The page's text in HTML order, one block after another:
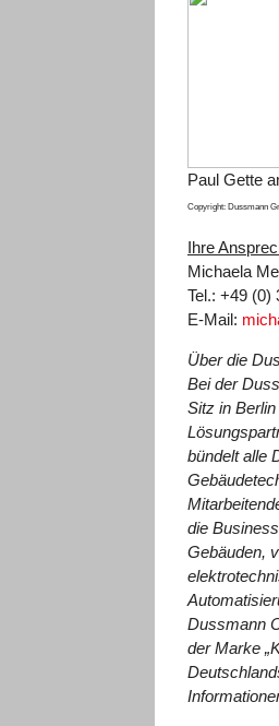
Paul Gette
Copyright: Dussmann
Ihre
Michaela
Tel.: +49 (0)
E-Mail:
Über die
Bei der
Sitz in
bündelt alle
die Business
Gebäuden,
Dussmann
der Marke